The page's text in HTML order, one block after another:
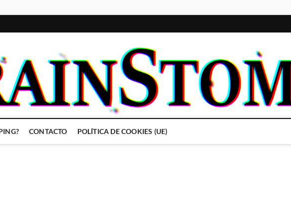
CONTACTO POLÍTICA DE COOKIES (UE)